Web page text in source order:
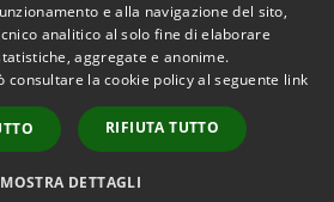
Copyright © 2026 • Comune di
Scandiano • Powered by
Municipium•
Admin
access
e alla navigazione del sito,
analitico al solo fine di elaborare
aggregate e anonime.
consultare la cookie policy al seguente link
RIFIUTA TUTTO
MOSTRA DETTAGLI